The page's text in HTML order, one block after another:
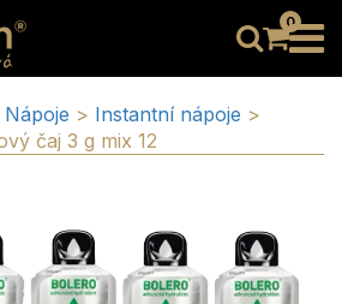
0
Nápoje > Instantní nápoje >
čaj 3 g mix 12